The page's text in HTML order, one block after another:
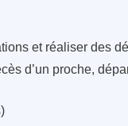
et réaliser des
d’un proche,